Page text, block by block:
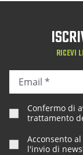
RICEVI
Confermo di
trattamento
Acconsento
l'invio di